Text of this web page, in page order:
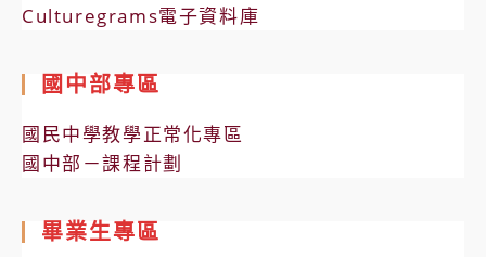
Culturegrams電子資料庫
國中部專區
國民中學教學正常化專區
國中部－課程計劃
畢業生專區